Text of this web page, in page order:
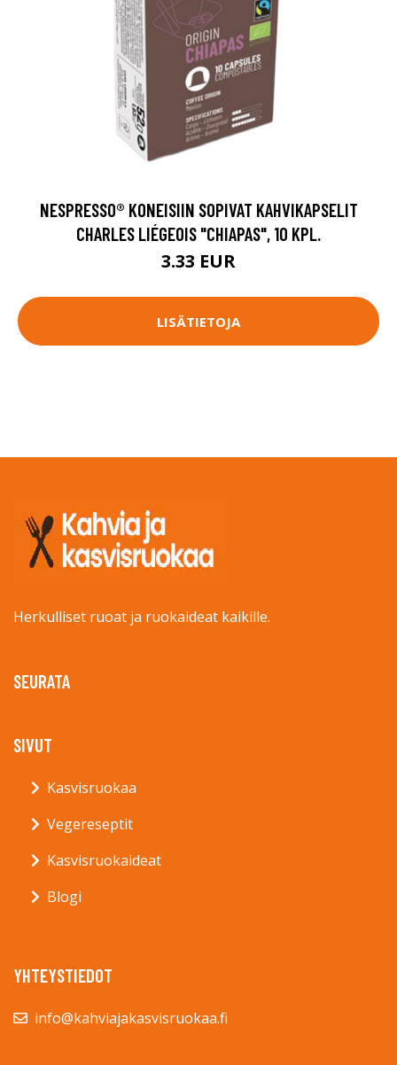
NESPRESSO® KONEISIIN SOPIVAT KAHVIKAPSELIT
CHARLES LIÉGEOIS "CHIAPAS", 10 KPL.
3.33 EUR
LISÄTIETOJA
Herkulliset ruoat ja ruokaideat kaikille.
SEURATA
SIVUT
Kasvisruokaa
Vegereseptit
Kasvisruokaideat
Blogi
YHTEYSTIEDOT
info@kahviajakasvisruokaa.fi